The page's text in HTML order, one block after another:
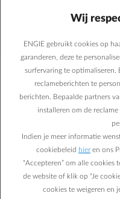
Natuurlijk, het is perfect
laden met de Smart-Charge-
laadstation door een ander
wordt beheerd. Wel is het
aan de Smart Charge-dienst
nodig omdat we meestal het
Als je een
verdient voor slim laden, kun
opladen van je voertuig én
slim laden van diezelfde
Wij
ENGIE gebruikt cookies op
garanderen, deze te
surfervaring te optimaliseren.
reclameberichten te
berichten. Bepaalde partners
installeren om de
Indien je meer informatie
cookiebeleid hier en ons
“Accepteren” om alle cookies
de website of klik op "Je
cookies te weigeren en